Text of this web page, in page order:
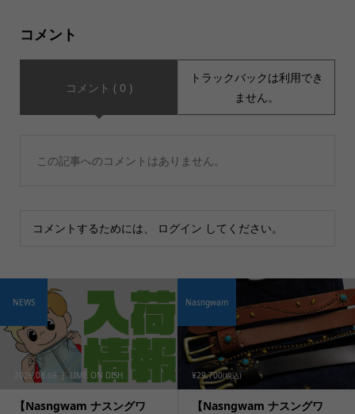
コメント
コメント ( 0 )
トラックバックは利用でき
ません。
この記事へのコメントはありません。
コメントするためには、 ログイン してください。
2026.08.08 LIME ON DISH
【Nasngwam ナスングワ
NEWS
¥29,700(税込)
【Nasngwam ナスングワ
Nasngwam